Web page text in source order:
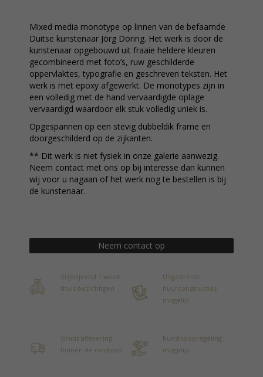
Mixed media monotype op linnen van de befaamde
Duitse kunstenaar Jörg Döring. Het werk is door de
kunstenaar opgebouwd uit fraaie heldere kleuren
gecombineerd met foto’s, ruw geschilderde
oppervlaktes, typografie en geschreven teksten. Het
werk is met epoxy afgewerkt. De monotypes zijn in
een volledig met de hand vervaardigde oplage
vervaardigd waardoor elk stuk volledig uniek is.
Opgespannen op een stevig dubbeldik frame en
doorgeschilderd op de zijkanten.
** Dit werk is niet fysiek in onze galerie aanwezig.
Neem contact met ons op bij interesse dan kunnen
wij voor u nagaan of het werk nog te bestellen is bij
de kunstenaar.
Neem contact op
Vrijblijvend 1 week
thuis bezichtigen
Uitgebreide
huurconstructies
mogelijk
Gratis aflevering
binnen de randstad
Kunstkoopregeling
mogelijk